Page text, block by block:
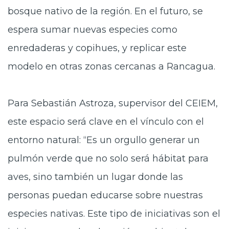
bosque nativo de la región. En el futuro, se
espera sumar nuevas especies como
enredaderas y copihues, y replicar este
modelo en otras zonas cercanas a Rancagua.
Para Sebastián Astroza, supervisor del CEIEM,
este espacio será clave en el vínculo con el
entorno natural: “Es un orgullo generar un
pulmón verde que no solo será hábitat para
aves, sino también un lugar donde las
personas puedan educarse sobre nuestras
especies nativas. Este tipo de iniciativas son el